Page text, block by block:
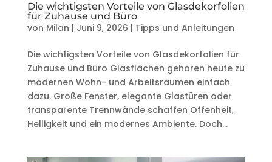
Die wichtigsten Vorteile von Glasdekorfolien
für Zuhause und Büro
von Milan | Juni 9, 2026 | Tipps und Anleitungen
Die wichtigsten Vorteile von Glasdekorfolien für
Zuhause und Büro Glasflächen gehören heute zu
modernen Wohn- und Arbeitsräumen einfach
dazu. Große Fenster, elegante Glastüren oder
transparente Trennwände schaffen Offenheit,
Helligkeit und ein modernes Ambiente. Doch...